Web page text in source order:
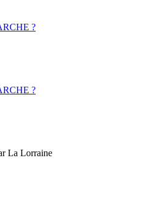
?
?
La Lorraine